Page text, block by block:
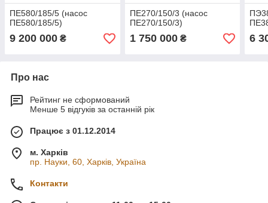
ПЕ580/185/5 (насос
ПЕ580/185/5)
9 200 000 ₴
ПЕ270/150/3 (насос
ПЕ270/150/3)
1 750 000₴ 6
Про нас
Рейтинг не сформований
Менше 5 відгуків за останній рік
Працює з 01.12.2014
м. Харків
пр. Науки, 60, Харків, Україна
Контакти